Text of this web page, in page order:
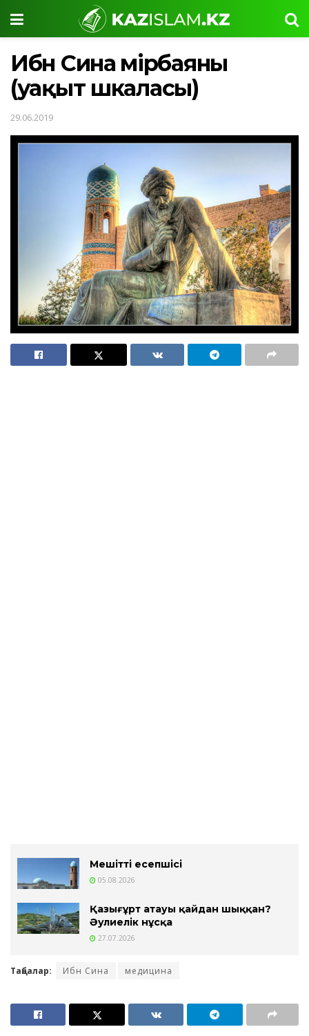
Ибн Сина өмірбаяны
(уақыт шкаласы)
29.06.2019
Мешіттің есепшісі
05.08.2026
Қазығұрт атауы қайдан шыққан?
Әулиелік нұсқа
27.07.2026
Таңбалар: Ибн Сина медицина